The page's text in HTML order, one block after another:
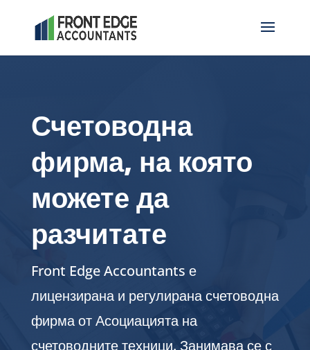
Счетоводна
фирма, на която
можете да
разчитате
Front Edge Accountants е
лицензирана и регулирана счетоводна
фирма от Асоциацията на
счетоводните техници. Занимава се с